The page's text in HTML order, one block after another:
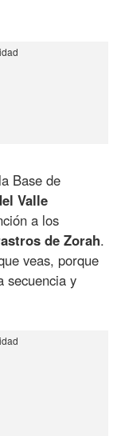
Base de
Valle
a los
de Zorah.
veas, porque
secuencia y